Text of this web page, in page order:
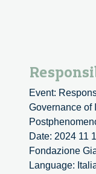
Event:
Governance of
Date: 2024 11
Fondazione
Language: